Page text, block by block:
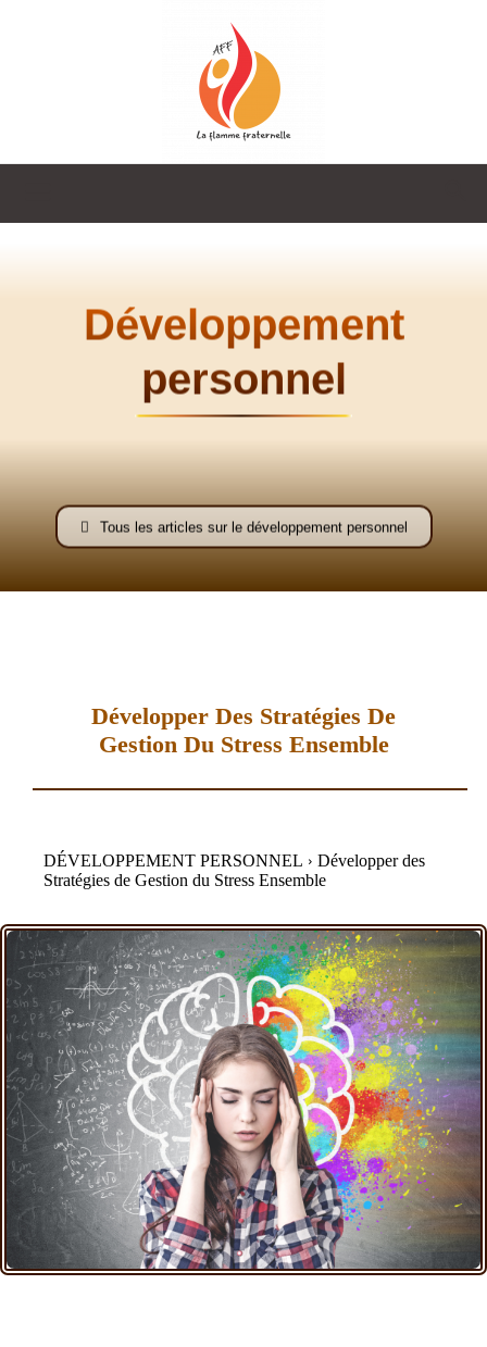
–
Développement
personnel
Tous les articles sur le développement personnel
Développer Des Stratégies De
Gestion Du Stress Ensemble
DÉVELOPPEMENT PERSONNEL
Développer des
Stratégies de Gestion du Stress Ensemble